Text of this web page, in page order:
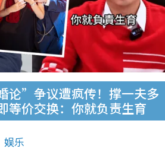
论”争议遭疯传！撑一夫多
等价交换：你就负责生育
娱乐